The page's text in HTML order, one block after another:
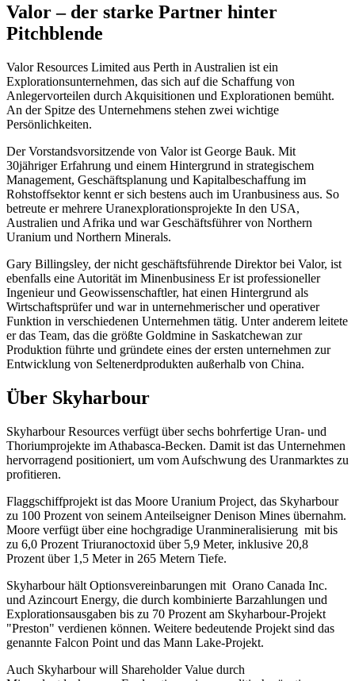
Valor – der starke Partner hinter
Pitchblende
Valor Resources Limited aus Perth in Australien ist ein
Explorationsunternehmen, das sich auf die Schaffung von
Anlegervorteilen durch Akquisitionen und Explorationen bemüht.
An der Spitze des Unternehmens stehen zwei wichtige
Persönlichkeiten.
Der Vorstandsvorsitzende von Valor ist George Bauk. Mit
30jähriger Erfahrung und einem Hintergrund in strategischem
Management, Geschäftsplanung und Kapitalbeschaffung im
Rohstoffsektor kennt er sich bestens auch im Uranbusiness aus. So
betreute er mehrere Uranexplorationsprojekte In den USA,
Australien und Afrika und war Geschäftsführer von Northern
Uranium und Northern Minerals.
Gary Billingsley, der nicht geschäftsführende Direktor bei Valor, ist
ebenfalls eine Autorität im Minenbusiness Er ist professioneller
Ingenieur und Geowissenschaftler, hat einen Hintergrund als
Wirtschaftsprüfer und war in unternehmerischer und operativer
Funktion in verschiedenen Unternehmen tätig. Unter anderem leitete
er das Team, das die größte Goldmine in Saskatchewan zur
Produktion führte und gründete eines der ersten unternehmen zur
Entwicklung von Seltenerdprodukten außerhalb von China.
Über Skyharbour
Skyharbour Resources verfügt über sechs bohrfertige Uran- und
Thoriumprojekte im Athabasca-Becken. Damit ist das Unternehmen
hervorragend positioniert, um vom Aufschwung des Uranmarktes zu
profitieren.
Flaggschiffprojekt ist das Moore Uranium Project, das Skyharbour
zu 100 Prozent von seinem Anteilseigner Denison Mines übernahm.
Moore verfügt über eine hochgradige Uranmineralisierung mit bis
zu 6,0 Prozent Triuranoctoxid über 5,9 Meter, inklusive 20,8
Prozent über 1,5 Meter in 265 Metern Tiefe.
Skyharbour hält Optionsvereinbarungen mit Orano Canada Inc.
und Azincourt Energy, die durch kombinierte Barzahlungen und
Explorationsausgaben bis zu 70 Prozent am Skyharbour-Projekt
"Preston" verdienen können. Weitere bedeutende Projekt sind das
genannte Falcon Point und das Mann Lake-Projekt.
Auch Skyharbour will Shareholder Value durch